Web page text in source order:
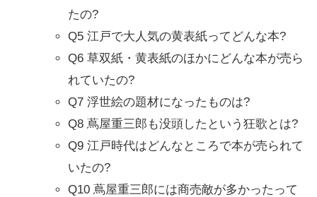
たの?
Q5 江戸で大人気の黄表紙ってどんな本?
Q6 草双紙・黄表紙のほかにどんな本が売ら
れていたの?
Q7 浮世絵の題材になったものは?
Q8 蔦屋重三郎も没頭したという狂歌とは?
Q9 江戸時代はどんなところで本が売られて
いたの?
Q10 蔦屋重三郎には商売敵が多かったって